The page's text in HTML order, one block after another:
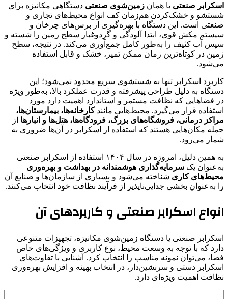
اسکرابر صنعتی یا همان زمین‌شوی صنعتی دستگاهی مکانیزه برای
شستشو و خشک‌کردن هم‌زمان کف انواع محیط‌های تجاری و
صنعتی است. این دستگاه با بهره‌گیری از برس‌های چرخان و
سیستم مکش قوی، ابتدا آلودگی و گردوغبار سطح زمین را شسته و
سپس آب کثیف را به‌طور کامل جمع‌آوری می‌کند. در نتیجه، سطح
زمین در کوتاه‌ترین زمان ممکن تمیز، خشک و قابل استفاده
می‌شود.
کاربرد اسکرابر تنها به شستشوی سریع محدود نمی‌شود؛ این
دستگاه به دلیل طراحی پیشرفته و قدرت عملکرد بالا، به‌طور ویژه
در فضاهایی که نظافت مستمر و استاندارد اهمیت دارد مورد
استفاده قرار می‌گیرد. محیط‌هایی مانندکارخانه‌ها، بیمارستان‌ها،
مراکز درمانی، فروشگاه‌های بزرگ، فرودگاه‌ها، هتل‌ها و انبارها از
جمله مکان‌هایی هستند که استفاده از اسکرابر در آن‌ها ضروری به
شمار می‌رود.
به همین دلیل، امروزه در سال ۱۴۰۴ استفاده از اسکرابر صنعتی
به‌عنوان یک سرمایه‌گذاری هوشمندانه در بهداشت و بهره‌وری
محیط‌های کاری شناخته می‌شود و بسیاری از سازمان‌ها و صنایع آن
را به‌عنوان بخشی جدایی‌ناپذیر از فرآیند نظافت خود انتخاب می‌کنند.
انواع اسکرابر صنعتی و کاربردهای آن
اسکرابر صنعتی یا دستگاه زمین‌شوی مکانیزه، تجهیزات متنوعی
دارد که با توجه به وسعت محیط، نوع کاربری و ویژگی‌های خاص
فضا، می‌توان نمونه مناسب را انتخاب کرد. آشنایی با تفاوت‌های
اسکرابر دستی و سرنشین‌دار، در انتخاب بهینه و افزایش بهره‌وری
نظافت اهمیت ویژه‌ای دارد.